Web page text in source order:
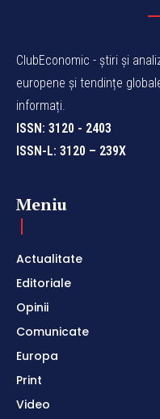
ClubEconomic - știri și
europene și tendințe
informați.
ISSN: 3120 - 2403
ISSN-L: 3120 – 239X
Meniu
Actualitate
Editoriale
Opinii
Comunicate
Europa
Print
Video